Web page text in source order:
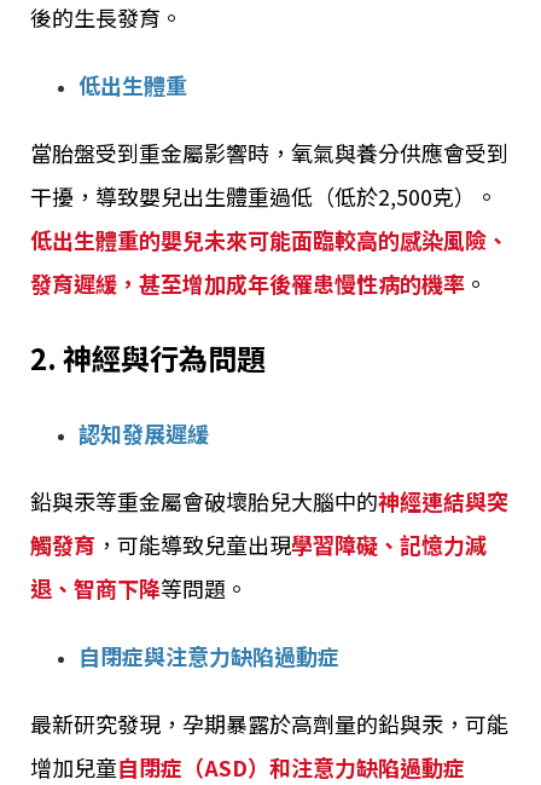
後的生長發育。
低出生體重
當胎盤受到重金屬影響時，氧氣與養分供應會受到
干擾，導致嬰兒出生體重過低（低於2,500克）。
低出生體重的嬰兒未來可能面臨較高的感染風險、
發育遲緩，甚至增加成年後罹患慢性病的機率 。
2. 神經與行為問題
認知發展遲緩
鉛與汞等重金屬會破壞胎兒大腦中的神經連結與突
觸發育 ，可能導致兒童出現學習障礙、記憶力減
退、智商下降等問題。
自閉症與注意力缺陷過動症
最新研究發現，孕期暴露於高劑量的鉛與汞，可能
增加兒童自閉症（ASD）和注意力缺陷過動症